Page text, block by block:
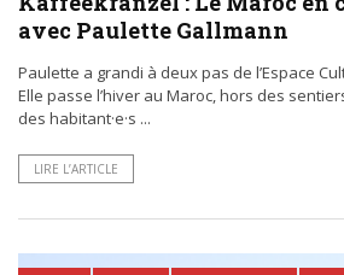
avec Paulette Gallmann
Paulette a grandi à deux pas de l’Espace
Elle passe l’hiver au Maroc, hors des
des habitant·e·s ...
LIRE L’ARTICLE